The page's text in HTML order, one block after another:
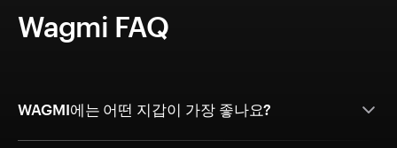
Wagmi FAQ
WAGMI에는 어떤 지갑이 가장 좋나요?